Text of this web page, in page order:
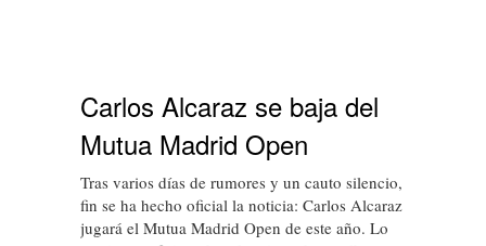
Carlos Alcaraz se baja del
Mutua Madrid Open
Tras varios días de rumores y un cauto silencio, por
fin se ha hecho oficial la noticia: Carlos Alcaraz no
jugará el Mutua Madrid Open de este año. Lo